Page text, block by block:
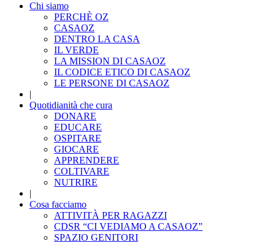
Chi siamo
PERCHÈ OZ
CASAOZ
DENTRO LA CASA
IL VERDE
LA MISSION DI CASAOZ
IL CODICE ETICO DI CASAOZ
LE PERSONE DI CASAOZ
|
Quotidianità che cura
DONARE
EDUCARE
OSPITARE
GIOCARE
APPRENDERE
COLTIVARE
NUTRIRE
|
Cosa facciamo
ATTIVITÀ PER RAGAZZI
CDSR “CI VEDIAMO A CASAOZ”
SPAZIO GENITORI